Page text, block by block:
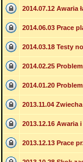
2014.07.12 Awaria
2014.06.03 Prace
2014.03.18 Testy
2014.02.25
2014.01.20
2013.11.04
2013.12.16 Awaria
2013.12.13 Prace